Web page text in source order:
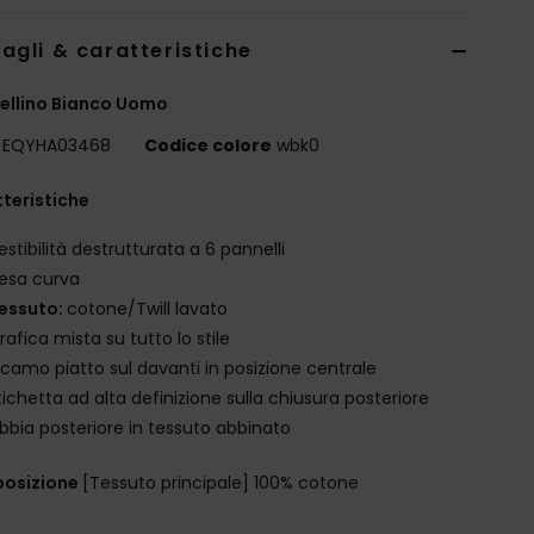
& caratteristiche
Bianco Uomo
EQYHA03468 Codice colore wbk0
destrutturata a 6 pannelli
curva
cotone/Twill lavato
mista su tutto lo stile
piatto sul davanti in posizione centrale
ad alta definizione sulla chiusura posteriore
posteriore in tessuto abbinato
[Tessuto principale] 100% cotone